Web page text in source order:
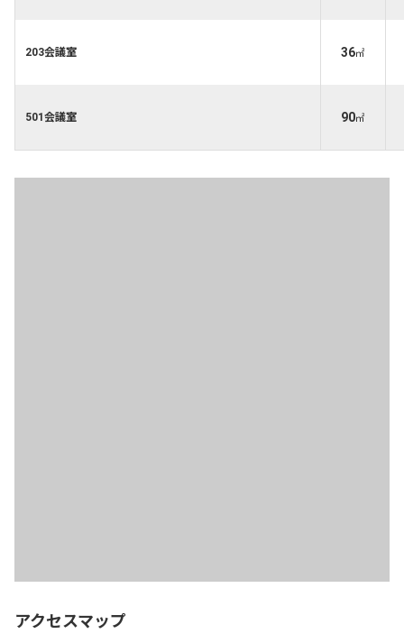
203会議室 36㎡
501会議室 90㎡
アクセスマップ